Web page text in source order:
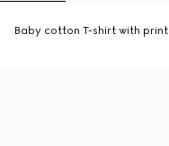
Baby cotton T-shirt with print